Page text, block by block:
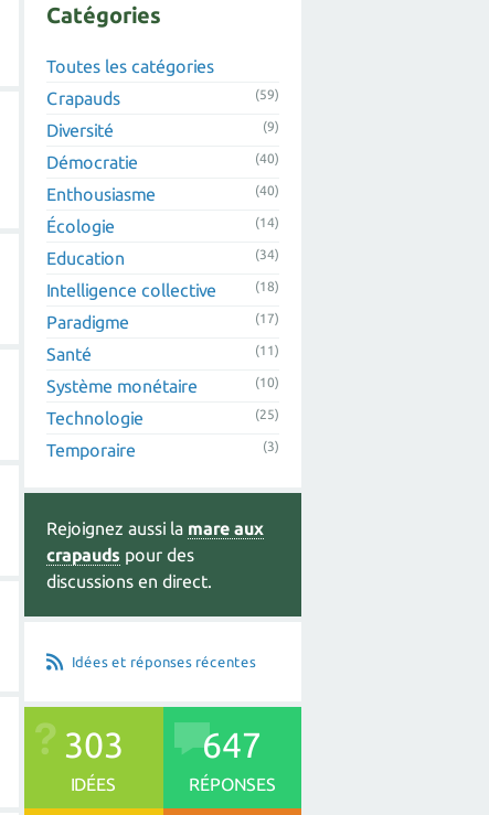
Catégories
Toutes les catégories
Crapauds
(59)
Diversité (9)
Démocratie (40)
Enthousiasme (40)
Écologie (14)
Education (34)
Intelligence collective (18)
Paradigme (17)
Santé (11)
Système monétaire (10)
Technologie (25)
Temporaire (3)
Rejoignez aussi la mare aux
crapauds pour des
discussions en direct.
Idées et réponses récentes
303
IDÉES
647
RÉPONSES